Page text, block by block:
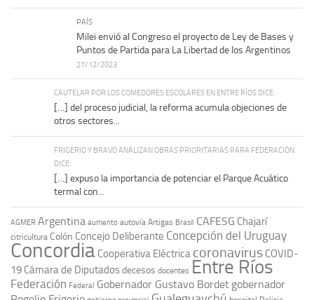
PAÍS
Milei envió al Congreso el proyecto de Ley de Bases y
Puntos de Partida para La Libertad de los Argentinos
27/12/2023
CAUTELAR POR LOS COMEDORES ESCOLARES EN ENTRE RÍOS DICE:
[…] del proceso judicial, la reforma acumula objeciones de
otros sectores...
FRIGERIO Y BRAVO ANALIZAN OBRAS PRIORITARIAS PARA FEDERACIÓN
DICE:
[…] expuso la importancia de potenciar el Parque Acuático
termal con...
AGMER Argentina aumento autovía Artigas Brasil CAFESG Chajarí
citricultura Colón Concejo Deliberante Concepción del Uruguay
Concordia Cooperativa Eléctrica coronavirus COVID-
19 Cámara de Diputadosdecesos docentes Entre Ríos
Federación Federal Gobernador Gustavo Bordet gobernador